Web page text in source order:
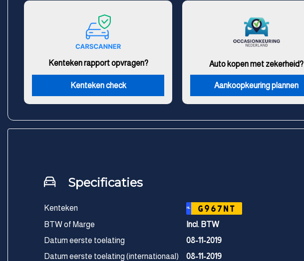
Kenteken rapport opvragen?
Kenteken check
Auto kopen met zekerheid?
Aankoopkeuring plannen
Specificaties
Kenteken NL G967NT
BTW of Marge
Incl. BTW
Datum eerste toelating
08-11-2019
Datum eerste toelating (internationaal)
08-11-2019